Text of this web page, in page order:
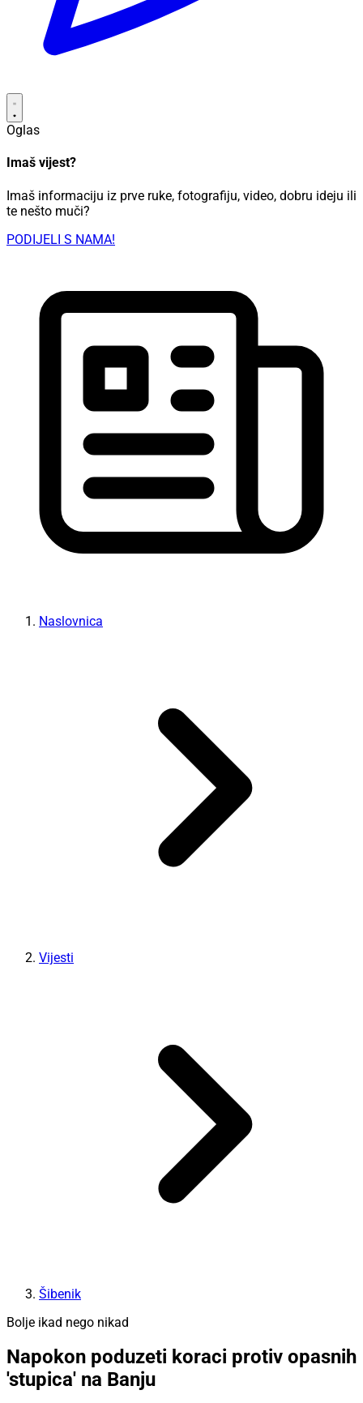
Oglas
Imaš vijest?
Imaš informaciju iz prve ruke, fotografiju, video, dobru ideju ili
te nešto muči?
PODIJELI S NAMA!
Naslovnica
Vijesti
Šibenik
Bolje ikad nego nikad
Napokon poduzeti koraci protiv opasnih
'stupica' na Banju